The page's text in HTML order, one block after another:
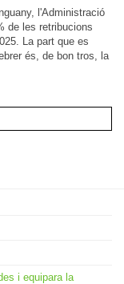
l'Administració
de les retribucions
La part que es
és, de bon tros, la
i equipara la